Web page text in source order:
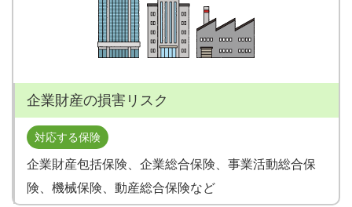
企業財産の損害リスク
対応する保険
企業財産包括保険、企業総合保険、事業活動総合保
険、機械保険、動産総合保険など